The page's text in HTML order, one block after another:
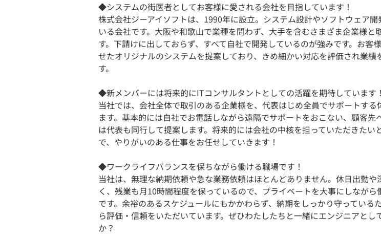
◆システムの街医者としてお客様に愛される会社を目指しています！
株式会社ジーアイソフトは、1990年に設立。システム設計やソフトウェア開
いる会社です。大阪や和歌山で業種を問わず、大手を含むさまざま企業様と
す。下請けに出しておらず、すべて自社で開発しているのが強みです。お客
せたオリジナルのシステムを提案しており、きめ細かい対応を評価され業績
す。
◆新メンバーには将来的にITコンサルタントとしての活躍を期待しています！
当社では、会社全体で取引のある企業様を、代表はじめ全員でサポートする
ます。基本的には自社でお電話しながら遠隔でサポートをおこない、顧客先
は代表も同行して提案します。将来的には会社の中核を担っていただきたい
で、やりがいのある仕事をお任せしていきます！
◆ワークライフバランスを保ちながら働ける職場です！
当社は、無理な納期依頼や急な業務依頼はほとんどありません。休日出勤や
く、残業も月10時間程度を保っているので、プライベートを大事にしながら
です。余裕のあるスケジュールにもかかわらず、納期をしっかり守っている
ら評価・信頼をいただいています。ぜひわたしたちと一緒にエンジニアとし
か？